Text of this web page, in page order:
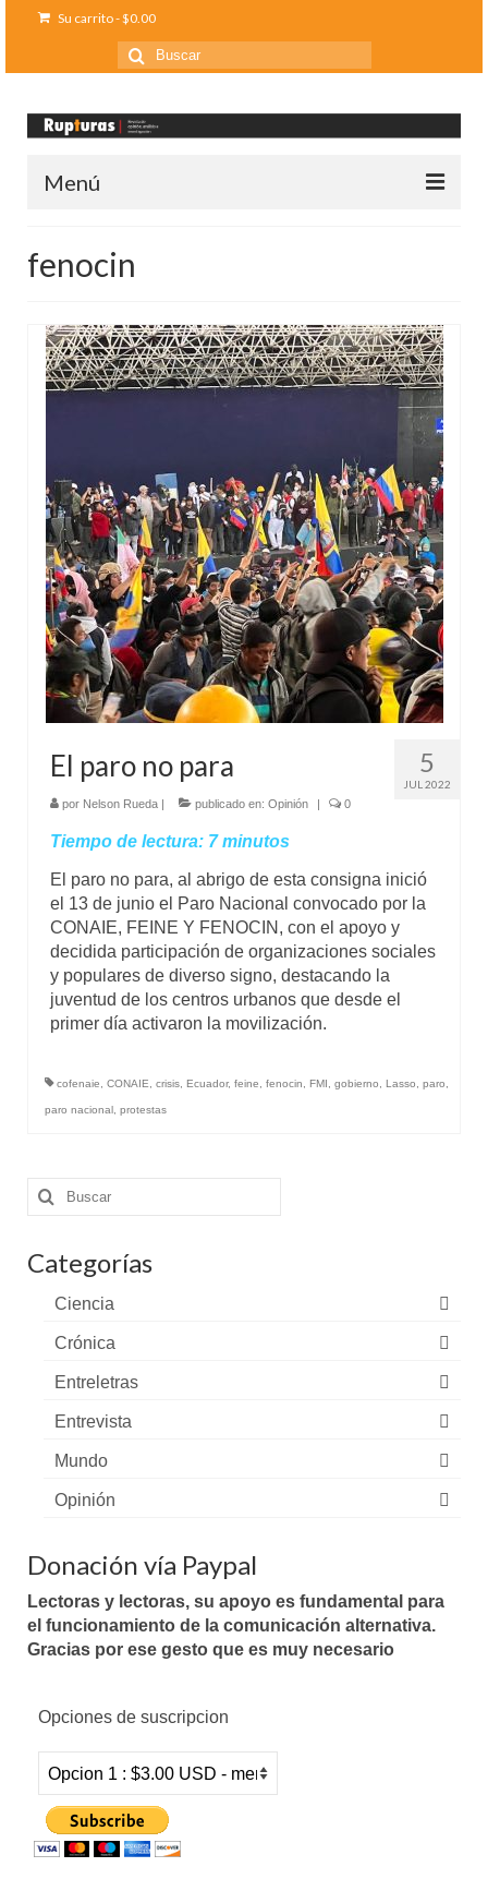
Su carrito-$0.00
Buscar
por:
Menú
Contáctanos
Opinión
Mundo
Aula Virtual
fenocin
5
JUL 2022
El paro no para
por Nelson Rueda | publicado en: Opinión | 0
Tiempo de lectura: 7 minutos
El paro no para, al abrigo de esta consigna inició
el 13 de junio el Paro Nacional convocado por la
CONAIE, FEINE Y FENOCIN, con el apoyo y
decidida participación de organizaciones sociales
y populares de diverso signo, destacando la
juventud de los centros urbanos que desde el
primer día activaron la movilización.
cofenaie CONAIE crisis Ecuador, feine fenocin FMI gobierno Lasso paro
paro nacional protestas
Buscar
por:
Categorías
Ciencia
Crónica
Entreletras
Entrevista
Mundo
Opinión
Donación vía Paypal
Lectoras y lectoras, su apoyo es fundamental para
el funcionamiento de la comunicación alternativa.
Gracias por ese gesto que es muy necesario
Opciones de suscripcion